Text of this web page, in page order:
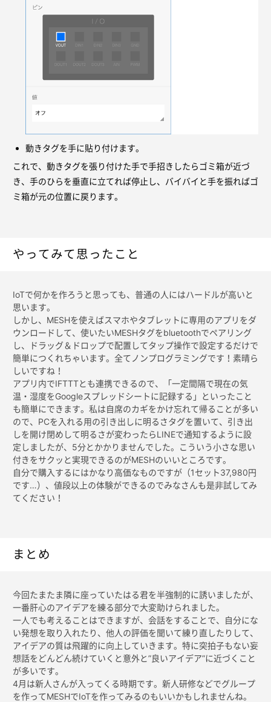
動きタグを手に貼り付けます。
これで、動きタグを張り付けた手で手招きしたらゴミ箱が近づ
き、手のひらを垂直に立てれば停止し、バイバイと手を振ればゴ
ミ箱が元の位置に戻ります。
やってみて思ったこと
IoTで何かを作ろうと思っても、普通の人にはハードルが高いと
思います。
しかし、MESHを使えばスマホやタブレットに専用のアプリをダ
ウンロードして、使いたいMESHタグをbluetoothでペアリング
し、ドラッグ＆ドロップで配置してタップ操作で設定するだけで
簡単につくれちゃいます。全てノンプログラミングです！素晴ら
しいですね！
アプリ内でIFTTTとも連携できるので、「一定間隔で現在の気
温・湿度をGoogleスプレッドシートに記録する」といったこと
も簡単にできます。私は自席のカギをかけ忘れて帰ることが多い
ので、PCを入れる用の引き出しに明るさタグを置いて、引き出
しを開け閉めして明るさが変わったらLINEで通知するように設
定しましたが、5分とかかりませんでした。こういう小さな思い
付きをサクッと実現できるのがMESHのいいところです。
自分で購入するにはかなり高価なものですが（1セット37,980円
です…）、値段以上の体験ができるのでみなさんも是非試してみ
てください！
まとめ
今回たまたま隣に座っていたはる君を半強制的に誘いましたが、
一番肝心のアイデアを練る部分で大変助けられました。
一人でも考えることはできますが、会話をすることで、自分にな
い発想を取り入れたり、他人の評価を聞いて練り直したりして、
アイデアの質は飛躍的に向上していきます。特に突拍子もない妄
想話をどんどん続けていくと意外と”良いアイデア”に近づくこと
が多いです。
4月は新人さんが入ってくる時期です。新人研修などでグループ
を作ってMESHでIoTを作ってみるのもいいかもしれませんね。